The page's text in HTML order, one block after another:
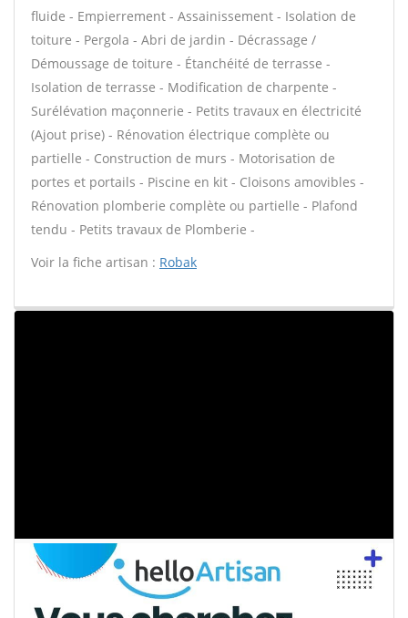
fluide - Empierrement - Assainissement - Isolation de
toiture - Pergola - Abri de jardin - Décrassage /
Démoussage de toiture - Étanchéité de terrasse -
Isolation de terrasse - Modification de charpente -
Surélévation maçonnerie - Petits travaux en électricité
(Ajout prise) - Rénovation électrique complète ou
partielle - Construction de murs - Motorisation de
portes et portails - Piscine en kit - Cloisons amovibles -
Rénovation plomberie complète ou partielle - Plafond
tendu - Petits travaux de Plomberie -
Voir la fiche artisan : Robak